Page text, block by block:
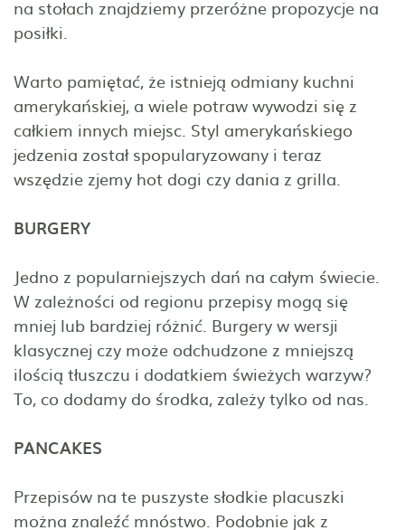
na stołach znajdziemy przeróżne propozycje na
posiłki.
Warto pamiętać, że istnieją odmiany kuchni
amerykańskiej, a wiele potraw wywodzi się z
całkiem innych miejsc. Styl amerykańskiego
jedzenia został spopularyzowany i teraz
wszędzie zjemy hot dogi czy dania z grilla.
BURGERY
Jedno z popularniejszych dań na całym świecie.
W zależności od regionu przepisy mogą się
mniej lub bardziej różnić. Burgery w wersji
klasycznej czy może odchudzone z mniejszą
ilością tłuszczu i dodatkiem świeżych warzyw?
To, co dodamy do środka, zależy tylko od nas.
PANCAKES
Przepisów na te puszyste słodkie placuszki
można znaleźć mnóstwo. Podobnie jak z